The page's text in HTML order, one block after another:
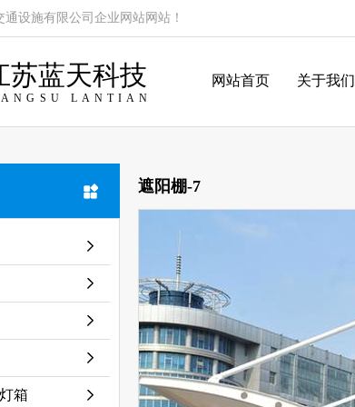
设施有限公司企业网站网站！
苏蓝天科技
LANTIAN
网站首页 关于我们
箱
遮阳棚-7